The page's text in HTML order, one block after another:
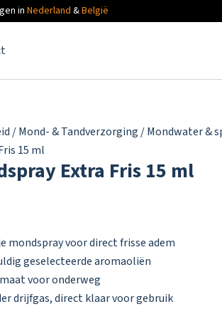
inNederland &België
/Mond- & Tandverzorging /Mondwater &
15 ml
Extra Fris 15 ml
mondspray voor direct frisse adem
geselecteerde aromaoliën
voor onderweg
drijfgas, direct klaar voor gebruik